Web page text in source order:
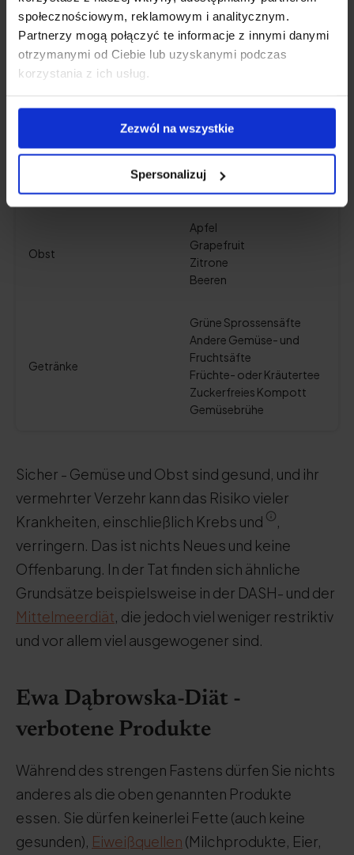
społecznościowym, reklamowym i analitycznym.
Partnerzy mogą połączyć te informacje z innymi danymi
otrzymanymi od Ciebie lub uzyskanymi podczas
korzystania z ich usług.
Zezwól na wszystkie
Spersonalizuj
Kürbis
Kürbis
Tomate
Botanik
Sauerampfer
Spinat
Kräuter
Obst
Apfel
Grapefruit
Zitrone
Beeren
Getränke
Grüne Sprossensäfte
Andere Gemüse- und
Fruchtsäfte
Früchte- oder Kräutertee
Zuckerfreies Kompott
Gemüsebrühe
Sicher - Gemüse und Obst sind gesund, und ihr
vermehrter Verzehr kann das Risiko vieler
Krankheiten, einschließlich Krebs und
,
verringern. Das ist nichts Neues und keine
Offenbarung. In der Tat finden sich ähnliche
Grundsätze beispielsweise in der DASH- und der
Mittelmeerdiät, die jedoch viel weniger restriktiv
und vor allem viel ausgewogener sind.
Ewa Dąbrowska-Diät -
verbotene Produkte
Während des strengen Fastens dürfen Sie nichts
anderes als die oben genannten Produkte
essen. Sie dürfen keinerlei Fette (auch keine
gesunden), Eiweißquellen (Milchprodukte, Eier,